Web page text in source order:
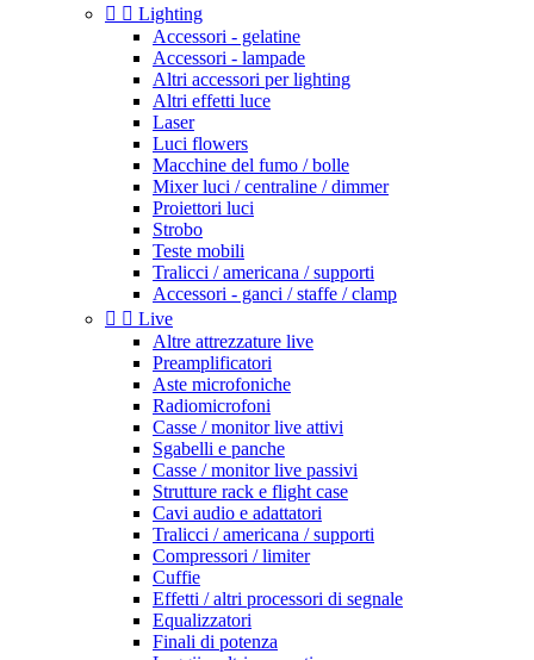
  Lighting
Accessori - gelatine
Accessori - lampade
Altri accessori per lighting
Altri effetti luce
Laser
Luci flowers
Macchine del fumo / bolle
Mixer luci / centraline / dimmer
Proiettori luci
Strobo
Teste mobili
Tralicci / americana / supporti
Accessori - ganci / staffe / clamp
  Live
Altre attrezzature live
Preamplificatori
Aste microfoniche
Radiomicrofoni
Casse / monitor live attivi
Sgabelli e panche
Casse / monitor live passivi
Strutture rack e flight case
Cavi audio e adattatori
Tralicci / americana / supporti
Compressori / limiter
Cuffie
Effetti / altri processori di segnale
Equalizzatori
Finali di potenza